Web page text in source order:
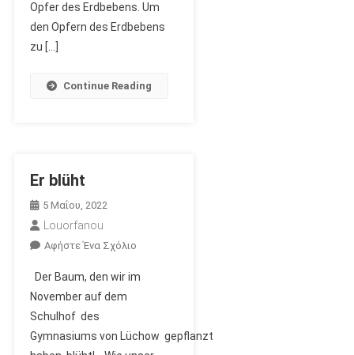
Der
Türkei
Syrien
Opfer des Erdbebens. Um
den Opfern des Erdbebens
zu […]
Continue Reading
Er blüht
5 Μαΐου, 2022
Louorfanou
Αφήστε Ένα ΣχόλιοΓια
Er
Der Baum, den wir im
November auf dem
Schulhof des
Gymnasiums von Lüchow gepflanzt